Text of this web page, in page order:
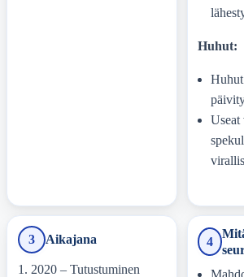
Huhut:
Useat
3 Aikajana
2020– Tutustuminen
4